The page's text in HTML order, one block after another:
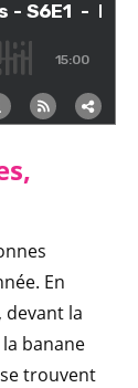
En
la
banane
trouvent